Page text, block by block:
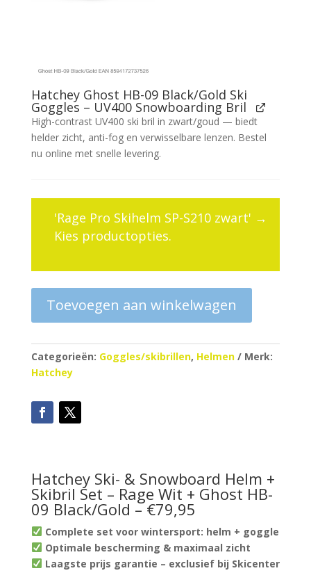
Hatchey Ghost HB-09 Black/Gold Ski
Goggles – UV400 Snowboarding Bril
High-contrast UV400 ski bril in zwart/goud — biedt
helder zicht, anti-fog en verwisselbare lenzen. Bestel
nu online met snelle levering.
'Rage Pro Skihelm SP-S210 zwart' →
Kies productopties.
Toevoegen aan winkelwagen
Categorieën: Goggles/skibrillen, Helmen
Merk:
Hatchey
Hatchey Ski- & Snowboard Helm +
Skibril Set – Rage Wit + Ghost HB-
09 Black/Gold – €79,95
Complete set voor wintersport: helm + goggle
Optimale bescherming & maximaal zicht
Laagste prijs garantie – exclusief bij Skicenter